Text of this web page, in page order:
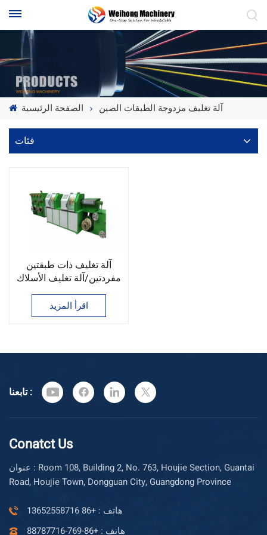
الصفحة الرئيسية آلة تغليف مزدوجة الطبقات الصين
فئات
آلة تغليف ذات طبقتين
مفردتين/آلة تغليف الأسلاك
والكابلات ذات التحكم
العددي الأفقي
اقرأ المزيد
تابعنا :
Conatct Us
عنوان : Room 108, Building 2, No. 763, Houjie Section, Guantai
Road, Houjie Town, Dongguan City, Guangdong Province
هاتف : +86 13652558716
هاتف : +86-769-88787716